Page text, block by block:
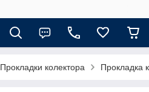
Прокладки колектора Прокладка